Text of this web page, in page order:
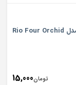
ادو پرفیوم مردانه ریو کالکشن مدل Rio Four Orchid
تومان15,000